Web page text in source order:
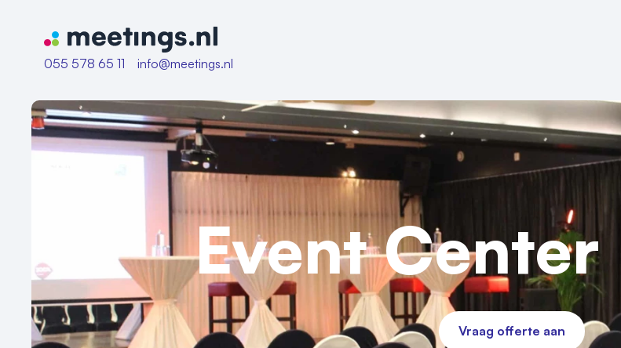
Naar home van Meetings
055 578 65 11
info@meetings.nl
Event Center
Vraag offerte aan